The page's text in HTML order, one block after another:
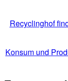
Recyclinghof
Konsum und